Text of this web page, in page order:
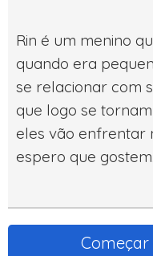
Rin é um menino
quando era
se relacionar com
que logo se
eles vão enfrentar
espero que gostem.